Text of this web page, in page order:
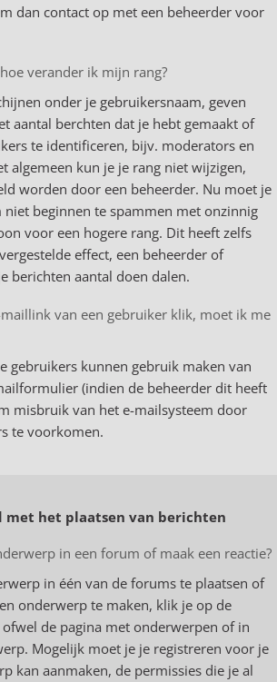
dan contact op met een beheerder voor
verander ik mijn rang?
onder je gebruikersnaam, geven
aantal berchten dat je hebt gemaakt of
te identificeren, bijv. moderators en
algemeen kun je je rang niet wijzigen,
worden door een beheerder. Nu moet je
beginnen te spammen met onzinnig
voor een hogere rang. Dit heeft zelfs
effect, een beheerder of
berichten aantal doen dalen.
van een gebruiker klik, moet ik me
gebruikers kunnen gebruik maken van
(indien de beheerder dit heeft
misbruik van het e-mailsysteem door
te voorkomen.
met het plaatsen van berichten
in een forum of maak een reactie?
in één van de forums te plaatsen of
onderwerp te maken, klik je op de
de pagina met onderwerpen of in
Mogelijk moet je je registreren voor je
kan aanmaken, de permissies die je al